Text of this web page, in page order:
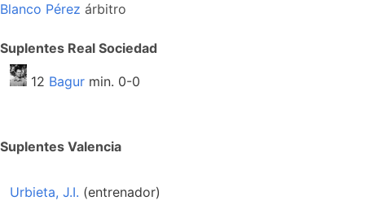
Blanco Pérez árbitro
Suplentes Real Sociedad
12 Bagur min. 0-0
Suplentes Valencia
Urbieta, J.I. (entrenador)